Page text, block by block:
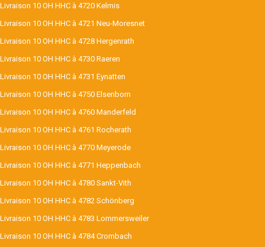
Livraison 10 OH HHC à 4720 Kelmis
Livraison 10 OH HHC à 4721 Neu-Moresnet
Livraison 10 OH HHC à 4728 Hergenrath
Livraison 10 OH HHC à 4730 Raeren
Livraison 10 OH HHC à 4731 Eynatten
Livraison 10 OH HHC à 4750 Elsenborn
Livraison 10 OH HHC à 4760 Manderfeld
Livraison 10 OH HHC à 4761 Rocherath
Livraison 10 OH HHC à 4770 Meyerode
Livraison 10 OH HHC à 4771 Heppenbach
Livraison 10 OH HHC à 4780 Sankt-Vith
Livraison 10 OH HHC à 4782 Schönberg
Livraison 10 OH HHC à 4783 Lommersweiler
Livraison 10 OH HHC à 4784 Crombach